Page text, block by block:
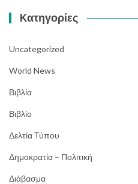
Kατηγορίες
Uncategorized
World News
Βιβλία
Βιβλίο
Δελτία Τύπου
Δημοκρατία – Πολιτική
Διάβασμα